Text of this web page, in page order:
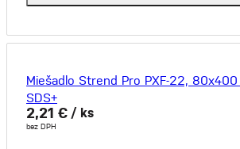
Miešadlo Strend Pro PXF-22,
SDS+
2,21 € / ks
bez DPH